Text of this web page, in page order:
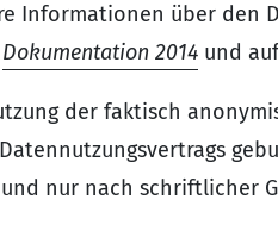
Informationen über den
Dokumentation 2014 und
der faktisch
nur nach schriftlicher